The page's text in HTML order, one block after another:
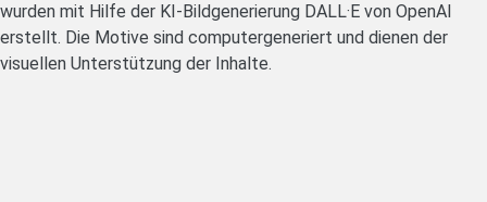
wurden mit Hilfe der KI-Bildgenerierung DALL·E von OpenAI
erstellt. Die Motive sind computergeneriert und dienen der
visuellen Unterstützung der Inhalte.